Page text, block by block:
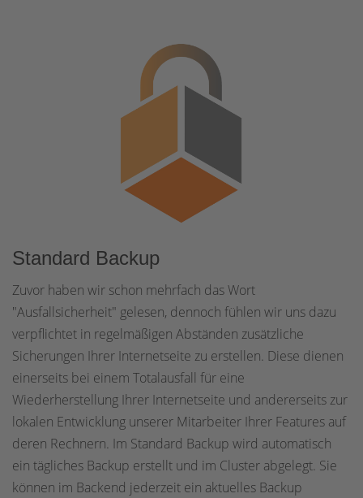
Standard Backup
Zuvor haben wir schon mehrfach das Wort
"Ausfallsicherheit" gelesen, dennoch fühlen wir uns dazu
verpflichtet in regelmäßigen Abständen zusätzliche
Sicherungen Ihrer Internetseite zu erstellen. Diese dienen
einerseits bei einem Totalausfall für eine
Wiederherstellung Ihrer Internetseite und andererseits zur
lokalen Entwicklung unserer Mitarbeiter Ihrer Features auf
deren Rechnern. Im Standard Backup wird automatisch
ein tägliches Backup erstellt und im Cluster abgelegt. Sie
können im Backend jederzeit ein aktuelles Backup